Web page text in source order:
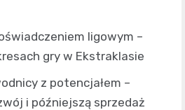
ligowym –
gry w Ekstraklasie
z potencjałem –
i późniejszą sprzedaż